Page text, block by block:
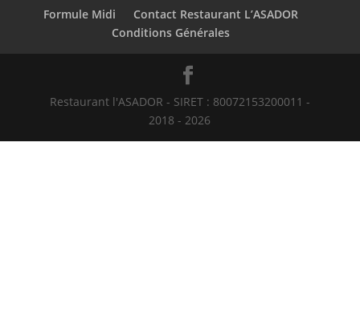
Formule Midi
Contact Restaurant L’ASADOR
Conditions Générales
Restaurant l'ASADOR - SIRET : 80072153200011 -
2018 - 2026